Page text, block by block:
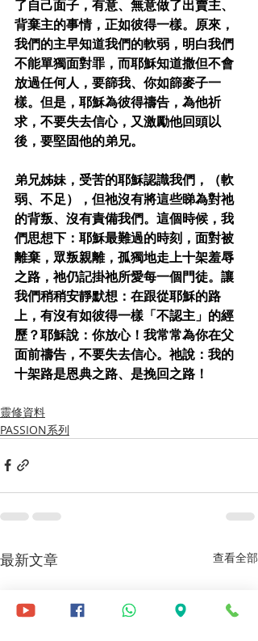
了自己面子，有意、無意做了出賣主、
背棄主的事情，正如彼得一樣。原來，
我們的主早知道我們的軟弱，明白我們
不能單獨面對罪，而耶穌知道撒但不會
放過任何人，要篩我、你如篩麥子一
樣。但是，耶穌為彼得禱告，為他祈
求，不要失去信心，又激勵他回頭以
後，要堅固他的弟兄。
弟兄姊妹，受苦的耶穌認識我們，（軟
弱、不足），但祂沒有將這些睇為對祂
的背叛、沒有責備我們。這個時候，我
們思想下：耶穌最難過的時刻，面對被
離棄，眾叛親離，孤獨地走上十架羞辱
之路，祂仍記掛祂所愛每一個門徒。讓
我們稍稍安靜默想：在跟從耶穌的路
上，有沒有如彼得一樣「不認主」的經
歷？耶穌說：你放心！我常常為你在父
面前禱告，不要失去信心。祂說：我的
十架路是恩典之路、是挽回之路！
靈修資料
PASSION系列
最新文章 查看全部